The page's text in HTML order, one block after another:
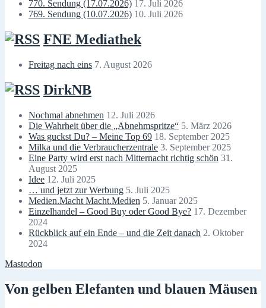
770. Sendung (17.07.2026) 17. Juli 2026
769. Sendung (10.07.2026) 10. Juli 2026
FNE Mediathek
Freitag nach eins 7. August 2026
DirkNB
Nochmal abnehmen 12. Juli 2026
Die Wahrheit über die „Abnehmspritze“ 5. März 2026
Was guckst Du? – Meine Top 69 18. September 2025
Milka und die Verbraucherzentrale 3. September 2025
Eine Party wird erst nach Mitternacht richtig schön 31.
August 2025
Idee 12. Juli 2025
… und jetzt zur Werbung 5. Juli 2025
Medien.Macht Macht.Medien 5. Januar 2025
Einzelhandel – Good Buy oder Good Bye? 17. Dezember
2024
Rückblick auf ein Ende – und die Zeit danach 2. Oktober
2024
Mastodon
Von gelben Elefanten und blauen Mäusen